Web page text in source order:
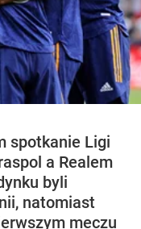
spotkanie Ligi
a Realem
byli
natomiast
meczu